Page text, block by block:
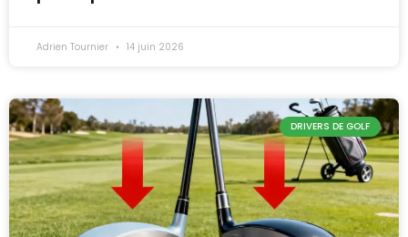
Adrien Tournier 14 juin 2026
DRIVERS DE GOLF